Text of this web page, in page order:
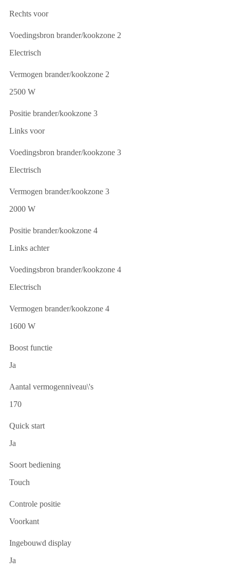
Rechts voor
Voedingsbron brander/kookzone 2
Electrisch
Vermogen brander/kookzone 2
2500 W
Positie brander/kookzone 3
Links voor
Voedingsbron brander/kookzone 3
Electrisch
Vermogen brander/kookzone 3
2000 W
Positie brander/kookzone 4
Links achter
Voedingsbron brander/kookzone 4
Electrisch
Vermogen brander/kookzone 4
1600 W
Boost functie
Ja
Aantal vermogenniveau\'s
170
Quick start
Ja
Soort bediening
Touch
Controle positie
Voorkant
Ingebouwd display
Ja